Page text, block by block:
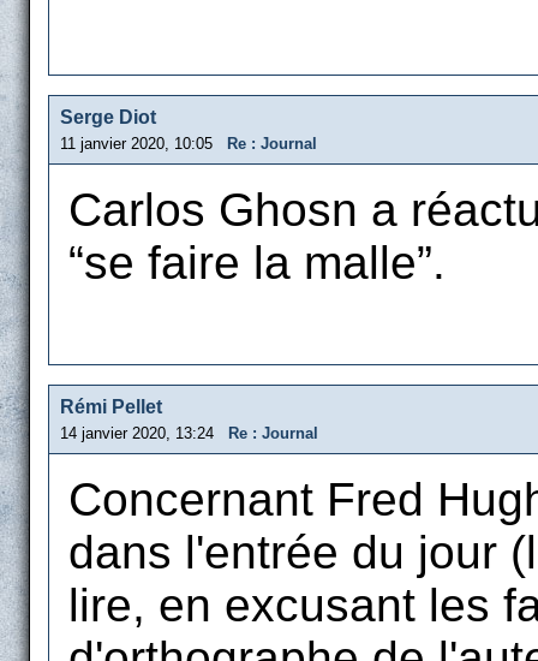
Serge Diot
11 janvier 2020, 10:05 Re : Journal
Carlos Ghosn a
“se faire la malle”.
Rémi Pellet
14 janvier 2020, 13:24 Re : Journal
Concernant Fred
dans l'entrée du jour
lire, en excusant les